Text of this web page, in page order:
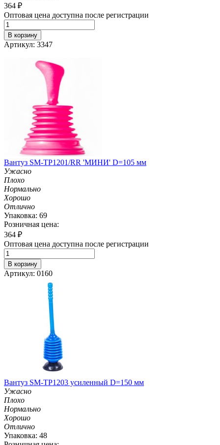
364 ₽
Оптовая цена доступна после регистрации
В корзину
Артикул: 3347
Вантуз SM-TP1201/RR 'МИНИ' D=105 мм
Ужасно
Плохо
Нормально
Хорошо
Отлично
Упаковка: 69
Розничная цена:
364 ₽
Оптовая цена доступна после регистрации
В корзину
Артикул: 0160
Вантуз SM-TP1203 усиленный D=150 мм
Ужасно
Плохо
Нормально
Хорошо
Отлично
Упаковка: 48